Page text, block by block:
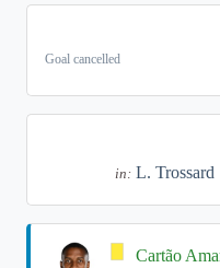
Goal cancelled
in: L. Trossard
Cartão